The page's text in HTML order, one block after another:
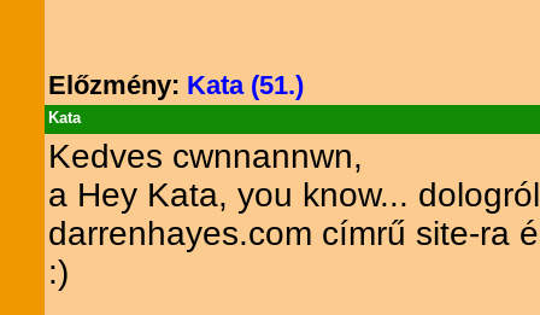
Előzmény: Kata (51.)
Kata
Kedves cwnnannwn,
a Hey Kata, you know...
darrenhayes.com címrű site-ra
:)